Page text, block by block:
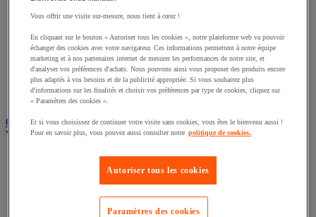
Éclairage scénique et architectural
Éclairage studio et accessoirisation
Équipement audio et Hi-Fi
Matériel de projection et vidéoprojection
Sonorisation et enregistrement professionnels
Studio Web radio et vidéo
Système d'affichage dynamique et interactif
Chauffage, climatisation et traitement de l'air
Rafraîchisseur d'air
Traitement de l'air
Vous offrir une visite sur-mesure, nous tient à cœur !
En cliquant sur le bouton « Autoriser tous les cookies », notre plateforme web va pouvoir
échanger des cookies avec votre navigateur. Ces informations permettent à notre équipe
marketing et à nos partenaires internet de mesurer les performances de notre site, et
d'analyser vos préférences d'achats. Nous pouvons ainsi vous proposer des produits encore
plus adaptés à vos besoins et de la publicité appropriée. Si vous souhaitez plus
d'informations sur les finalités et choisir vos préférences par type de cookies, cliquez sur
« Paramètres des cookies ».
Et si vous choisissez de continuer votre visite sans cookies, vous êtes le bienvenu aussi !
Pour en savoir plus, vous pouvez aussi consulter notre politique de cookies.
Autoriser tous les cookies
Paramètres des cookies